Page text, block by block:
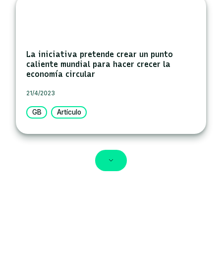
La iniciativa pretende crear un punto
caliente mundial para hacer crecer la
economía circular
21/4/2023
GB Artículo